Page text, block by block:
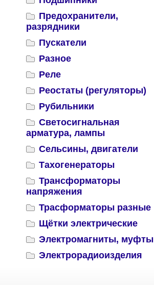
Предохранители,
разрядники
Пускатели
Разное
Реле
Реостаты (регуляторы)
Рубильники
Светосигнальная
арматура, лампы
Сельсины, двигатели
Тахогенераторы
Трансформаторы
напряжения
Трасформаторы разные
Щётки электрические
Электромагниты, муфты
Электрорадиоизделия